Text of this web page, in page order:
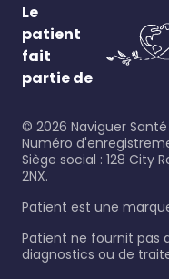
Le
patient
fait
partie de
© 2026 Naviguer
Numéro
Siège social : 128 City
2NX.
Patient est une
Patient ne fournit pas
diagnostics ou de